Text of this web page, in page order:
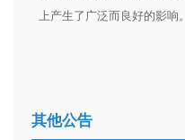
上产生了广泛而良好的影响。
其他公告